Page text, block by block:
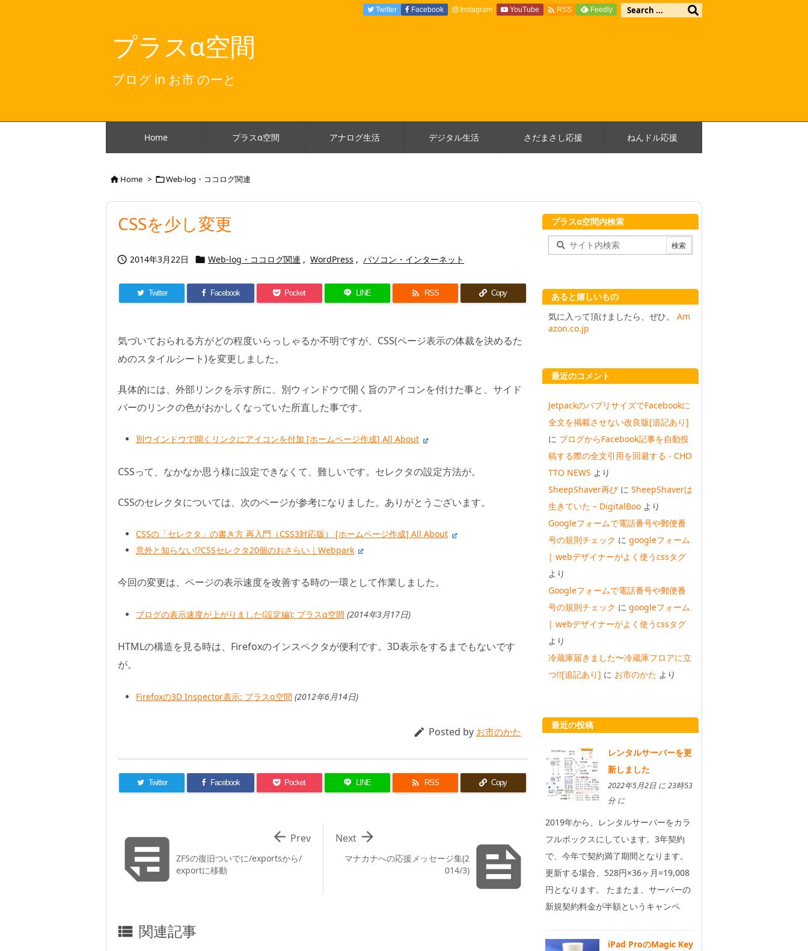
プラスα空間
ブログ in お市 のーと
Home プラスα空間 アナログ生活 デジタル生活 さだまさし応援 ねんドル応援
Twitter Facebook Instagram YouTube  RSS Feedly
Home > Web-log・ココログ関連
CSSを少し変更
 2014年3月22日  Web-log・ココログ関連 , WordPress , パソコン・インターネット
Twitter Facebook Pocket LINE  RSS Copy
気づいておられる方がどの程度いらっしゃるか不明ですが、CSS(ページ表示の体裁を決めるた
めのスタイルシート)を変更しました。
具体的には、外部リンクを示す所に、別ウィンドウで開く旨のアイコンを付けた事と、サイド
バーのリンクの色がおかしくなっていた所直した事です。
別ウインドウで開くリンクにアイコンを付加 [ホームページ作成] All About
CSSって、なかなか思う様に設定できなくて、難しいです。セレクタの設定方法が。
CSSのセレクタについては、次のページが参考になりました。ありがとうございます。
CSSの「セレクタ」の書き方 再入門（CSS3対応版） [ホームページ作成] All About
意外と知らない!?CSSセレクタ20個のおさらい｜Webpark
今回の変更は、ページの表示速度を改善する時の一環として作業しました。
ブログの表示速度が上がりました(設定編): プラスα空間 (2014年3月17日)
HTMLの構造を見る時は、Firefoxのインスペクタが便利です。3D表示をするまでもないです
が。
Firefoxの3D Inspector表示: プラスα空間 (2012年6月14日)
 Posted by お市のかた
Twitter Facebook Pocket LINE  RSS Copy

マナカナへの応援メッセージ集(2
014/3)

Next
ZFSの復旧ついでに/exportsから/
exportに移動
 Prev
 関連記事
プラスα空間内検索
あると嬉しいもの
気に入って頂けましたら、ぜひ。 Am
azon.co.jp
最近のコメント
JetpackのパブリサイズでFacebookに
全文を掲載させない改良版[追記あり]
に ブログからFacebook記事を自動投
稿する際の全文引用を回避する - CHO
TTO NEWS より
SheepShaver再び に SheepShaverは
生きていた – DigitalBoo より
Googleフォームで電話番号や郵便番
号の規則チェック に googleフォーム
| webデザイナーがよく使うcssタグ
より
Googleフォームで電話番号や郵便番
号の規則チェック に googleフォーム
| webデザイナーがよく使うcssタグ
より
冷蔵庫届きました〜冷蔵庫フロアに立
つ!![追記あり] に お市のかた より
最近の投稿
レンタルサーバーを更
新しました
2022年5月2日 に 23時53
分 に
2019年から、レンタルサーバーをカラ
フルボックスにしています。3年契約
で、今年で契約満了期間となります。
更新する場合、528円×36ヶ月=19,008
円となります。 たまたま、サーバーの
新規契約料金が半額というキャンペ
iPad ProのMagic Key